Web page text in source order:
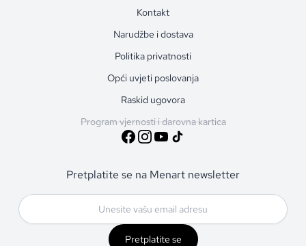
Kontakt
Narudžbe i dostava
Politika privatnosti
Opći uvjeti poslovanja
Raskid ugovora
Program vjernosti i darovna kartica
Pretplatite se na Menart newsletter
Pretplatite se